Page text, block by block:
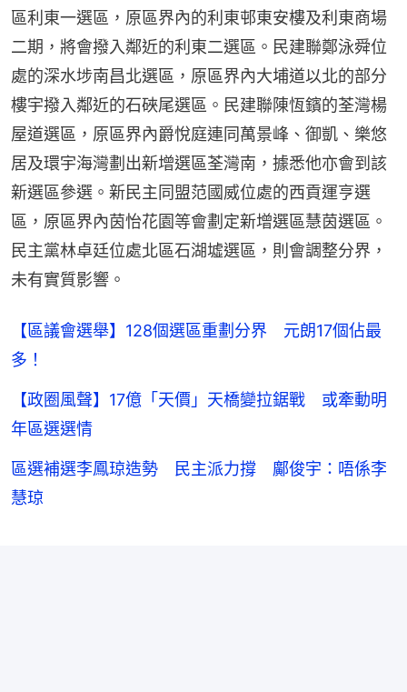
區利東一選區，原區界內的利東邨東安樓及利東商場
二期，將會撥入鄰近的利東二選區。民建聯鄭泳舜位
處的深水埗南昌北選區，原區界內大埔道以北的部分
樓宇撥入鄰近的石硤尾選區。民建聯陳恆鑌的荃灣楊
屋道選區，原區界內爵悅庭連同萬景峰、御凱、樂悠
居及環宇海灣劃出新增選區荃灣南，據悉他亦會到該
新選區參選。新民主同盟范國威位處的西貢運亨選
區，原區界內茵怡花園等會劃定新增選區慧茵選區。
民主黨林卓廷位處北區石湖墟選區，則會調整分界，
未有實質影響。
【區議會選舉】128個選區重劃分界 元朗17個佔最
多！
【政圈風聲】17億「天價」天橋變拉鋸戰 或牽動明
年區選選情
區選補選李鳳琼造勢 民主派力撐 鄺俊宇：唔係李
慧琼